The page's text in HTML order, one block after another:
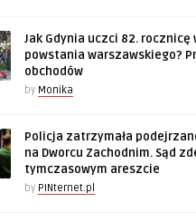
Jak Gdynia uczci 82. rocznicę
powstania warszawskiego?
obchodów
by Monika
Policja zatrzymała
na Dworcu Zachodnim. Sąd
tymczasowym areszcie
by PINternet.pl